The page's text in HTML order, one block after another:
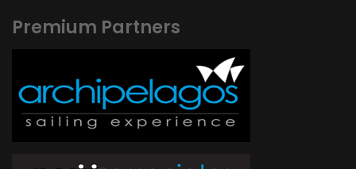
Premium Partners